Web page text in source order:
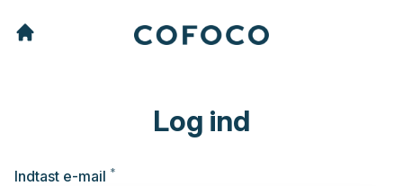
Log ind
Indtast e-mail *